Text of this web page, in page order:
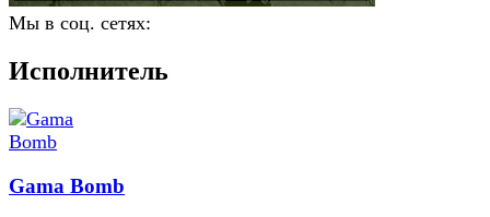
Мы в соц. сетях:
Исполнитель
Gama Bomb